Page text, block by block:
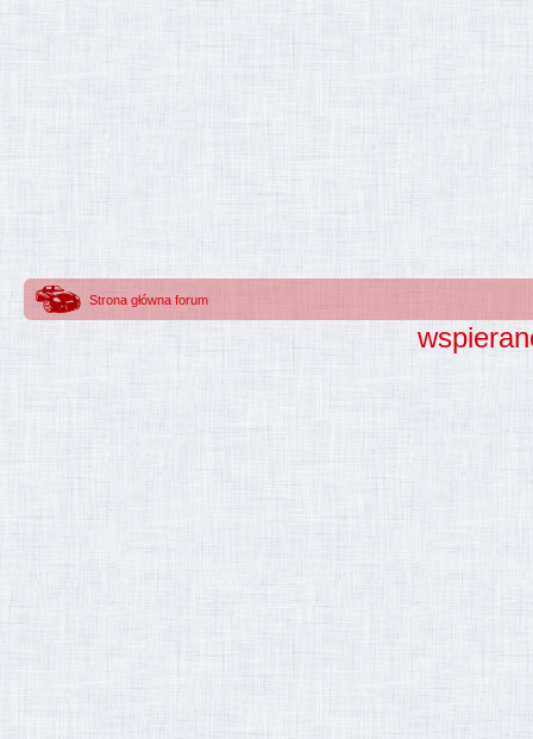
Strona główna forum